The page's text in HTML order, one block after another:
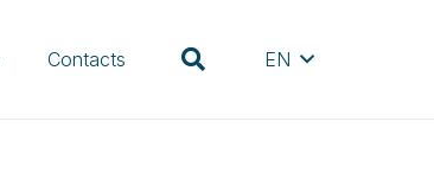
Contacts EN